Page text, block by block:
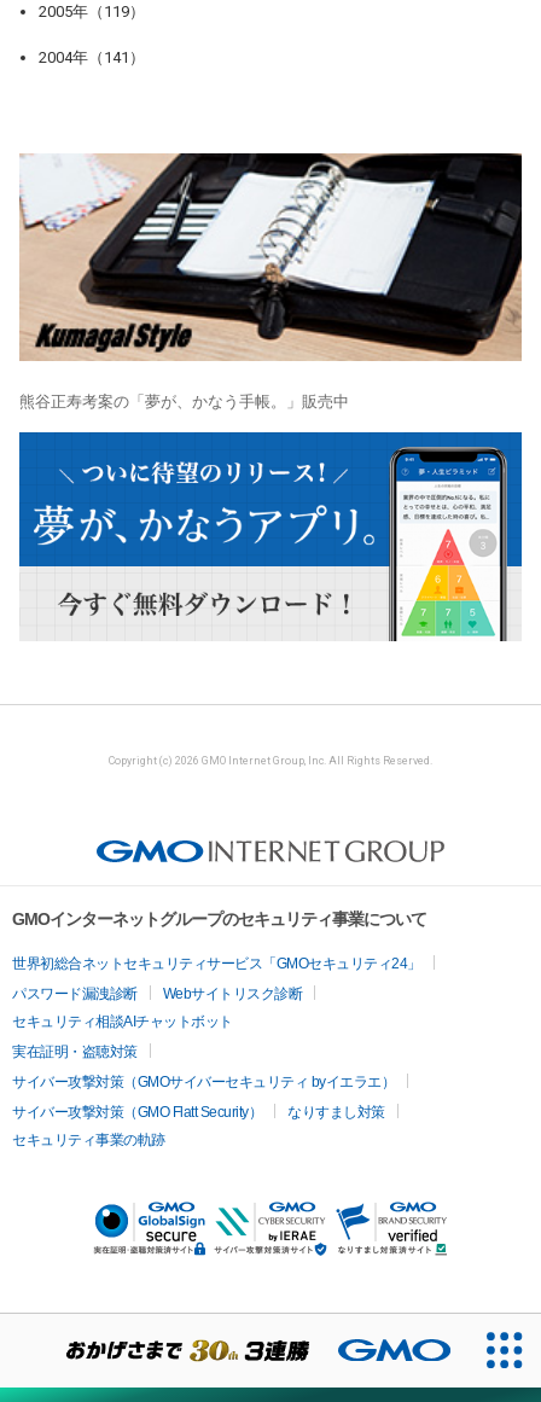
2005年（119）
2004年（141）
熊谷正寿考案の「夢が、かなう手帳。」販売中
Copyright (c) 2026 GMO Internet Group, Inc. All Rights Reserved.
GMOインターネットグループのセキュリティ事業について
世界初総合ネットセキュリティサービス「GMOセキュリティ24」
パスワード漏洩診断
Webサイトリスク診断
セキュリティ相談AIチャットボット
実在証明・盗聴対策
サイバー攻撃対策（GMOサイバーセキュリティ byイエラエ）
サイバー攻撃対策（GMO Flatt Security）
なりすまし対策
セキュリティ事業の軌跡